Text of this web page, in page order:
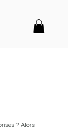
? Alors